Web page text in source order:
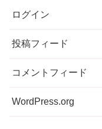
ログイン
投稿フィード
コメントフィード
WordPress.org